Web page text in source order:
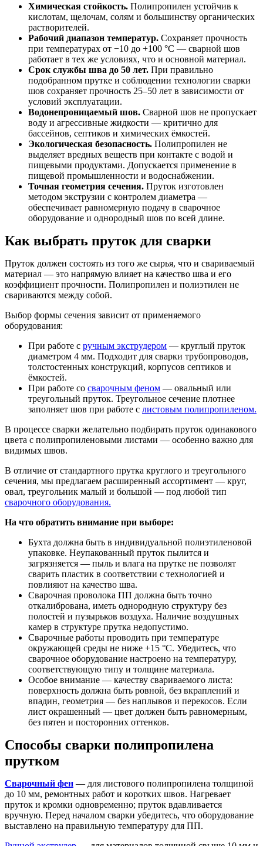
Химическая стойкость. Полипропилен устойчив к
кислотам, щелочам, солям и большинству органических
растворителей.
Рабочий диапазон температур. Сохраняет прочность
при температурах от −10 до +100 °C — сварной шов
работает в тех же условиях, что и основной материал.
Срок службы шва до 50 лет. При правильно
подобранном прутке и соблюдении технологии сварки
шов сохраняет прочность 25–50 лет в зависимости от
условий эксплуатации.
Водонепроницаемый шов. Сварной шов не пропускает
воду и агрессивные жидкости — критично для
бассейнов, септиков и химических ёмкостей.
Экологическая безопасность. Полипропилен не
выделяет вредных веществ при контакте с водой и
пищевыми продуктами. Допускается применение в
пищевой промышленности и водоснабжении.
Точная геометрия сечения. Пруток изготовлен
методом экструзии с контролем диаметра —
обеспечивает равномерную подачу в сварочное
оборудование и однородный шов по всей длине.
Как выбрать пруток для сварки
Пруток должен состоять из того же сырья, что и свариваемый
материал — это напрямую влияет на качество шва и его
коэффициент прочности. Полипропилен и полиэтилен не
свариваются между собой.
Выбор формы сечения зависит от применяемого
оборудования:
При работе с ручным экструдером — круглый пруток
диаметром 4 мм. Подходит для сварки трубопроводов,
толстостенных конструкций, корпусов септиков и
ёмкостей.
При работе со сварочным феном — овальный или
треугольный пруток. Треугольное сечение плотнее
заполняет шов при работе с листовым полипропиленом.
В процессе сварки желательно подбирать пруток одинакового
цвета с полипропиленовыми листами — особенно важно для
видимых швов.
В отличие от стандартного прутка круглого и треугольного
сечения, мы предлагаем расширенный ассортимент — круг,
овал, треугольник малый и большой — под любой тип
сварочного оборудования.
На что обратить внимание при выборе:
Бухта должна быть в индивидуальной полиэтиленовой
упаковке. Неупакованный пруток пылится и
загрязняется — пыль и влага на прутке не позволят
сварить пластик в соответствии с технологией и
повлияют на качество шва.
Сварочная проволока ПП должна быть точно
откалибрована, иметь однородную структуру без
полостей и пузырьков воздуха. Наличие воздушных
камер в структуре прутка недопустимо.
Сварочные работы проводить при температуре
окружающей среды не ниже +15 °C. Убедитесь, что
сварочное оборудование настроено на температуру,
соответствующую типу и толщине материала.
Особое внимание — качеству свариваемого листа:
поверхность должна быть ровной, без вкраплений и
впадин, геометрия — без наплывов и перекосов. Если
лист окрашенный — цвет должен быть равномерным,
без пятен и посторонних оттенков.
Способы сварки полипропилена
прутком
Сварочный фен — для листового полипропилена толщиной
до 10 мм, ремонтных работ и коротких швов. Нагревает
пруток и кромки одновременно; пруток вдавливается
вручную. Перед началом сварки убедитесь, что оборудование
выставлено на правильную температуру для ПП.